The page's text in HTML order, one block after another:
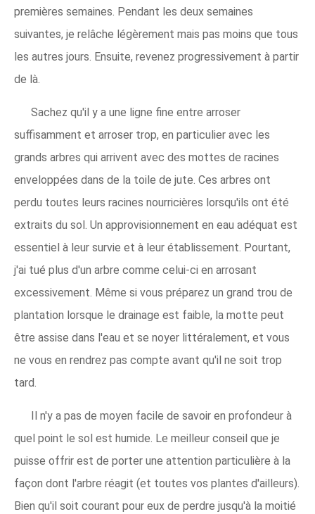
premières semaines. Pendant les deux semaines
suivantes, je relâche légèrement mais pas moins que tous
les autres jours. Ensuite, revenez progressivement à partir
de là.
Sachez qu'il y a une ligne fine entre arroser
suffisamment et arroser trop, en particulier avec les
grands arbres qui arrivent avec des mottes de racines
enveloppées dans de la toile de jute. Ces arbres ont
perdu toutes leurs racines nourricières lorsqu'ils ont été
extraits du sol. Un approvisionnement en eau adéquat est
essentiel à leur survie et à leur établissement. Pourtant,
j'ai tué plus d'un arbre comme celui-ci en arrosant
excessivement. Même si vous préparez un grand trou de
plantation lorsque le drainage est faible, la motte peut
être assise dans l'eau et se noyer littéralement, et vous
ne vous en rendrez pas compte avant qu'il ne soit trop
tard.
Il n'y a pas de moyen facile de savoir en profondeur à
quel point le sol est humide. Le meilleur conseil que je
puisse offrir est de porter une attention particulière à la
façon dont l'arbre réagit (et toutes vos plantes d'ailleurs).
Bien qu'il soit courant pour eux de perdre jusqu'à la moitié